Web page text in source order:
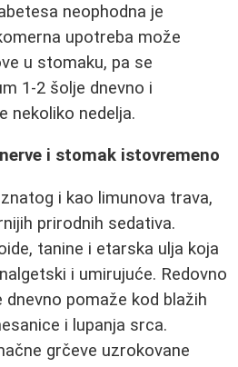
neophodna je
upotreba može
u stomaku, pa se
1-2 šolje dnevno i
nekoliko nedelja.
i stomak istovremeno
i kao limunova trava,
prirodnih sedativa.
tanine i etarska ulja koja
i umirujuće. Redovno
pomaže kod blažih
i lupanja srca.
grčeve uzrokovane